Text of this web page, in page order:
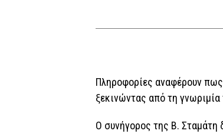
Πληροφορίες αναφέρουν
ξεκινώντας από τη
Ο συνήγορος της Β. Σταμάτη